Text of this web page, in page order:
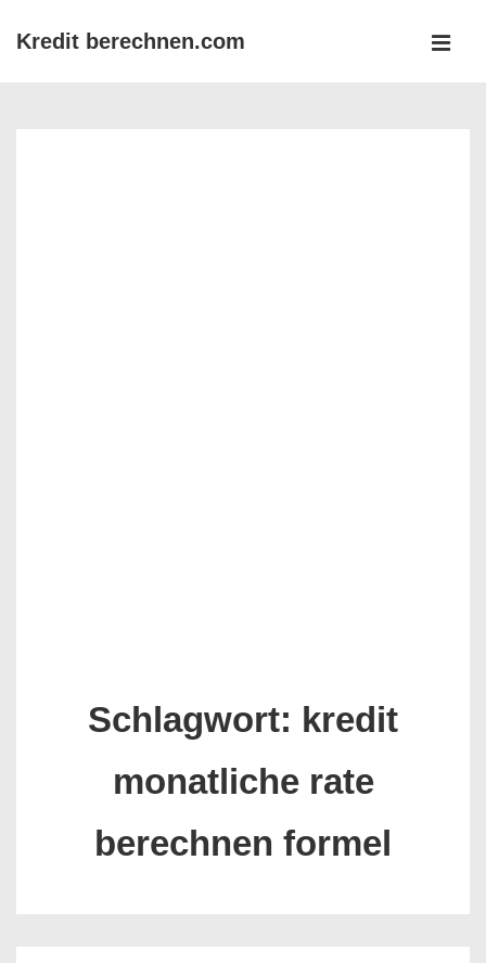
ZumKredit berechnen.com
Schlagwort: kredit
monatliche rate
berechnen formel